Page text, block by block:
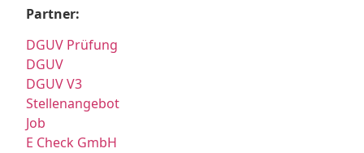
Partner:
DGUV Prüfung
DGUV
DGUV V3
Stellenangebot
Job
E Check GmbH